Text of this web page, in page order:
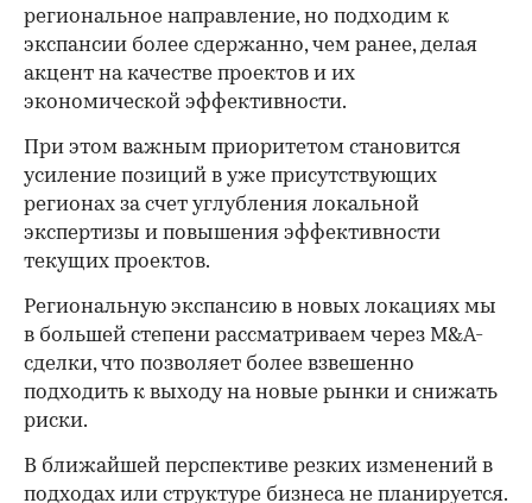
региональное направление, но подходим к
экспансии более сдержанно, чем ранее, делая
акцент на качестве проектов и их
экономической эффективности.
При этом важным приоритетом становится
усиление позиций в уже присутствующих
регионах за счет углубления локальной
экспертизы и повышения эффективности
текущих проектов.
Региональную экспансию в новых локациях мы
в большей степени рассматриваем через M&A-
сделки, что позволяет более взвешенно
подходить к выходу на новые рынки и снижать
риски.
В ближайшей перспективе резких изменений в
подходах или структуре бизнеса не планируется.